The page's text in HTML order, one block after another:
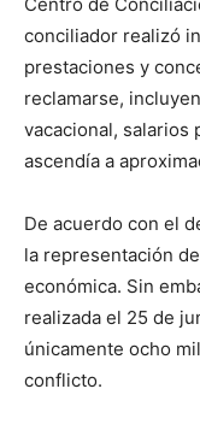
conciliador realizó
prestaciones y
reclamarse,
vacacional, salarios
ascendía a
De acuerdo con el
la representación
económica. Sin
realizada el 25 de
únicamente ocho
conflicto.